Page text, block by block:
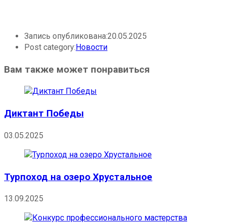
Запись опубликована:20.05.2025
Post category:Новости
Вам также может понравиться
Диктант Победы
03.05.2025
Турпоход на озеро Хрустальное
13.09.2025